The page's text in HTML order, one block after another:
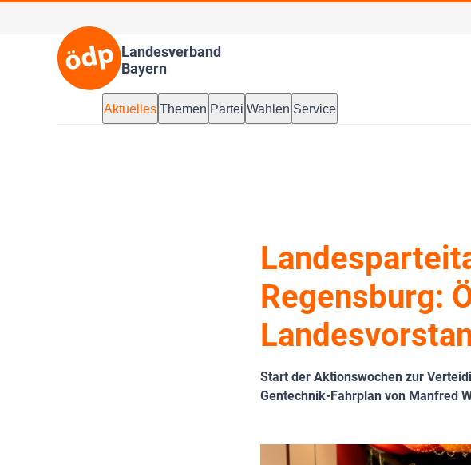
Landesverband
Bayern
Aktuelles Themen Partei Wahlen Service
Regensburg:
Start der Aktionswochen zur
Gentechnik-Fahrplan von Manfred